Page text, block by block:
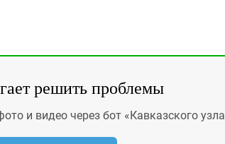
решить проблемы
и видео через бот «Кавказского